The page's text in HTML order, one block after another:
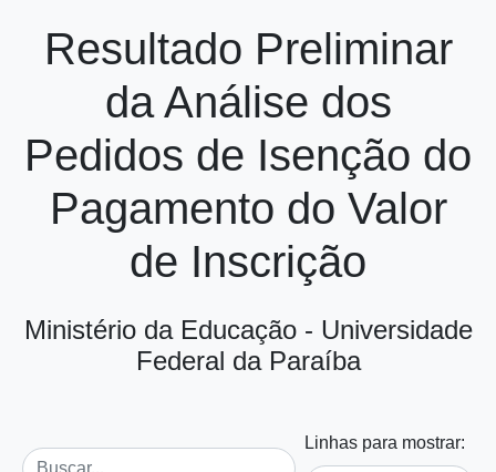
Resultado Preliminar
da Análise dos
Pedidos de Isenção do
Pagamento do Valor
de Inscrição
Ministério da Educação - Universidade
Federal da Paraíba
Linhas para mostrar: